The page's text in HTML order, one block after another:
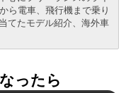
ら電車、飛行機まで乗り
てたモデル紹介、海外車
ったら